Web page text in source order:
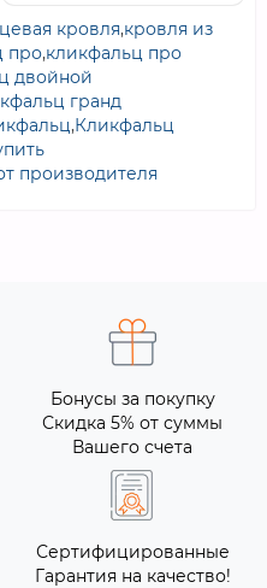
кровля,кровля из
про,кликфальц про
двойной
гранд
,Кликфальц
производителя
Бонусы за покупку
Скидка 5% от суммы
Вашего счета
Сертифицированные
Гарантия на качество!